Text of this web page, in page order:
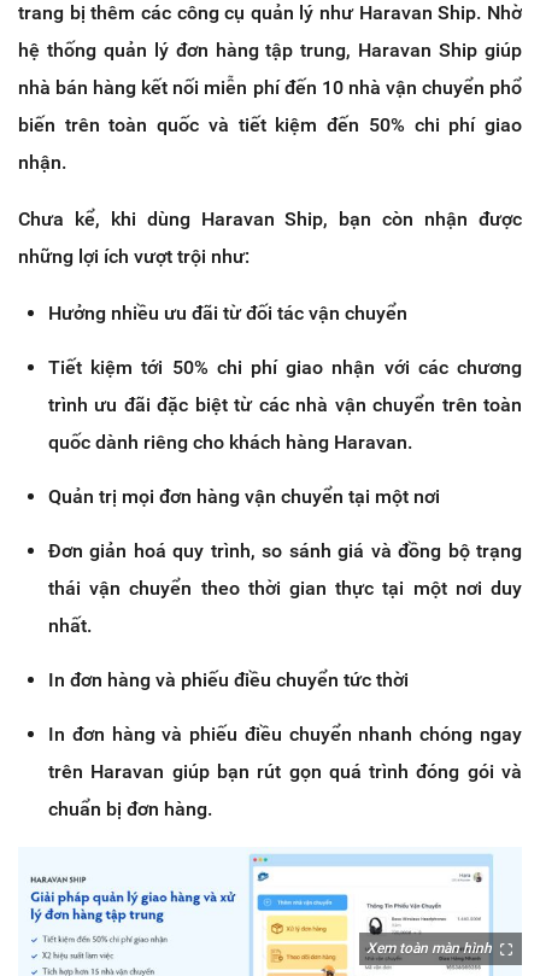
trang bị thêm các công cụ quản lý như Haravan Ship. Nhờ
hệ thống quản lý đơn hàng tập trung, Haravan Ship giúp
nhà bán hàng kết nối miễn phí đến 10 nhà vận chuyển phổ
biến trên toàn quốc và tiết kiệm đến 50% chi phí giao
nhận.
Chưa kể, khi dùng Haravan Ship, bạn còn nhận được
những lợi ích vượt trội như:
Hưởng nhiều ưu đãi từ đối tác vận chuyển
Tiết kiệm tới 50% chi phí giao nhận với các chương
trình ưu đãi đặc biệt từ các nhà vận chuyển trên toàn
quốc dành riêng cho khách hàng Haravan.
Quản trị mọi đơn hàng vận chuyển tại một nơi
Đơn giản hoá quy trình, so sánh giá và đồng bộ trạng
thái vận chuyển theo thời gian thực tại một nơi duy
nhất.
In đơn hàng và phiếu điều chuyển tức thời
In đơn hàng và phiếu điều chuyển nhanh chóng ngay
trên Haravan giúp bạn rút gọn quá trình đóng gói và
chuẩn bị đơn hàng.
Xem toàn màn hình